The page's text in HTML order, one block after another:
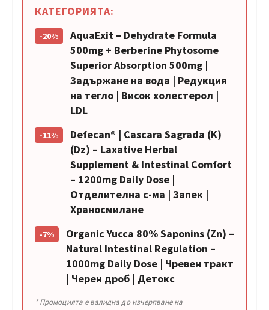
КАТЕГОРИЯТА:
-20%
AquaExit – Dehydrate Formula
500mg + Berberine Phytosome
Superior Absorption 500mg |
Задържане на вода | Редукция
на тегло | Висок холестерол |
LDL
-11%
Defecan® | Cascara Sagrada (K)
(Dz) – Laxative Herbal
Supplement & Intestinal Comfort
– 1200mg Daily Dose |
Отделителна с-ма | Запек |
Храносмилане
-7%
Organic Yucca 80% Saponins (Zn) –
Natural Intestinal Regulation –
1000mg Daily Dose | Чревен тракт
| Черен дроб | Детокс
* Промоцията е валидна до изчерпване на